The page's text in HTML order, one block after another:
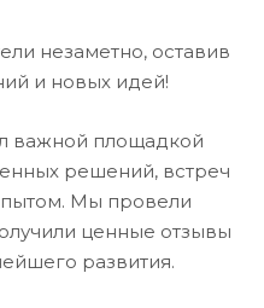
незаметно, оставив
и новых идей!
важной площадкой
решений, встреч
Мы провели
ценные отзывы
развития.